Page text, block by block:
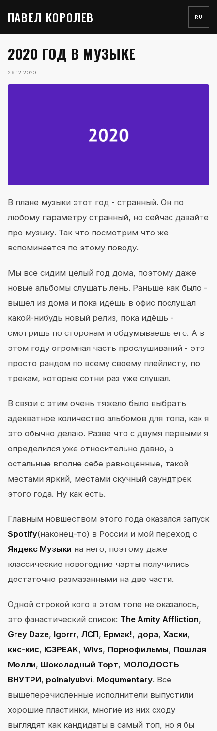
ПАВЕЛ КОРОЛЕВ RU
2020 ГОД В МУЗЫКЕ
26.12.2020
В плане музыки этот год - странный. Он по
любому параметру странный, но сейчас давайте
про музыку. Так что посмотрим что же
вспоминается по этому поводу.
Мы все сидим целый год дома, поэтому даже
новые альбомы слушать лень. Раньше как было -
вышел из дома и пока идёшь в офис послушал
какой-нибудь новый релиз, пока идёшь -
смотришь по сторонам и обдумываешь его. А в
этом году огромная часть прослушиваний - это
просто рандом по всему своему плейлисту, по
трекам, которые сотни раз уже слушал.
В связи с этим очень тяжело было выбрать
адекватное количество альбомов для топа, как я
это обычно делаю. Разве что с двумя первыми я
определился уже относительно давно, а
остальные вполне себе равноценные, такой
местами яркий, местами скучный саундтрек
этого года. Ну как есть.
Главным новшеством этого года оказался запуск
Spotify(наконец-то) в России и мой переход с
Яндекс Музыки на него, поэтому даже
классические новогодние чарты получились
достаточно размазанными на две части.
Одной строкой кого в этом топе не оказалось,
это фанастический список: The Amity Affliction,
Grey Daze, Igorrr, ЛСП, Ермак!, дора, Хаски,
кис-кис, IC3PEAK, Wlvs, Порнофильмы, Пошлая
Молли, Шоколадный Торт, МОЛОДОСТЬ
ВНУТРИ, polnalyubvi, Moqumentary. Все
вышеперечисленные исполнители выпустили
хорошие пластинки, многие из них сходу
выглядят как кандидаты в самый топ, но я бы